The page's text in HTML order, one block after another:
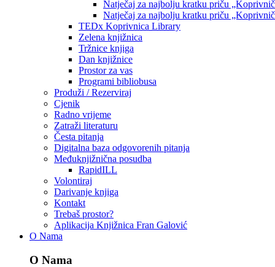
Natječaj za najbolju kratku priču
Natječaj za najbolju kratku priču
TEDx Koprivnica Library
Zelena knjižnica
Tržnice knjiga
Dan knjižnice
Prostor za vas
Programi bibliobusa
Produži / Rezerviraj
Cjenik
Radno vrijeme
Zatraži literaturu
Česta pitanja
Digitalna baza odgovorenih pitanja
Međuknjižnična posudba
RapidILL
Volontiraj
Darivanje knjiga
Kontakt
Trebaš prostor?
Aplikacija Knjižnica Fran Galović
O Nama
O Nama